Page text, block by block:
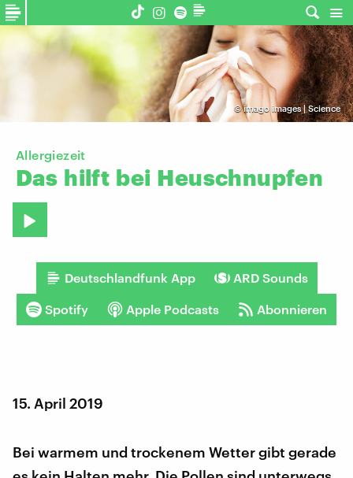
©imago images | Science
Allergiezeit
Das hilft bei Heuschnupfen
Deutschlandfunk App ARD Sounds
Spotify Apple Podcasts Abonnieren
15. April 2019
Bei warmem und trockenem Wetter gibt gerade